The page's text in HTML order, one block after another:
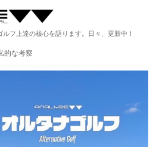
フ上達の核心を語ります。日々、更新中！
的な考察